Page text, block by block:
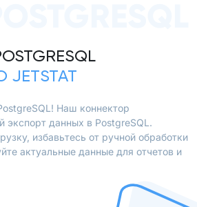
Наш коннектор
экспорт данных в PostgreSQL.
избавьтесь от ручной обработки
актуальные данные для отчетов и